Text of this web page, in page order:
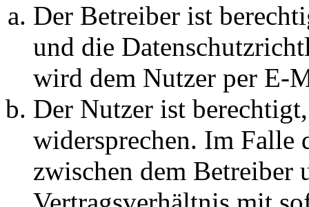
Der Betreiber ist
und die
wird dem Nutzer per E-
Der Nutzer ist
widersprechen. Im Falle
zwischen dem Betreiber